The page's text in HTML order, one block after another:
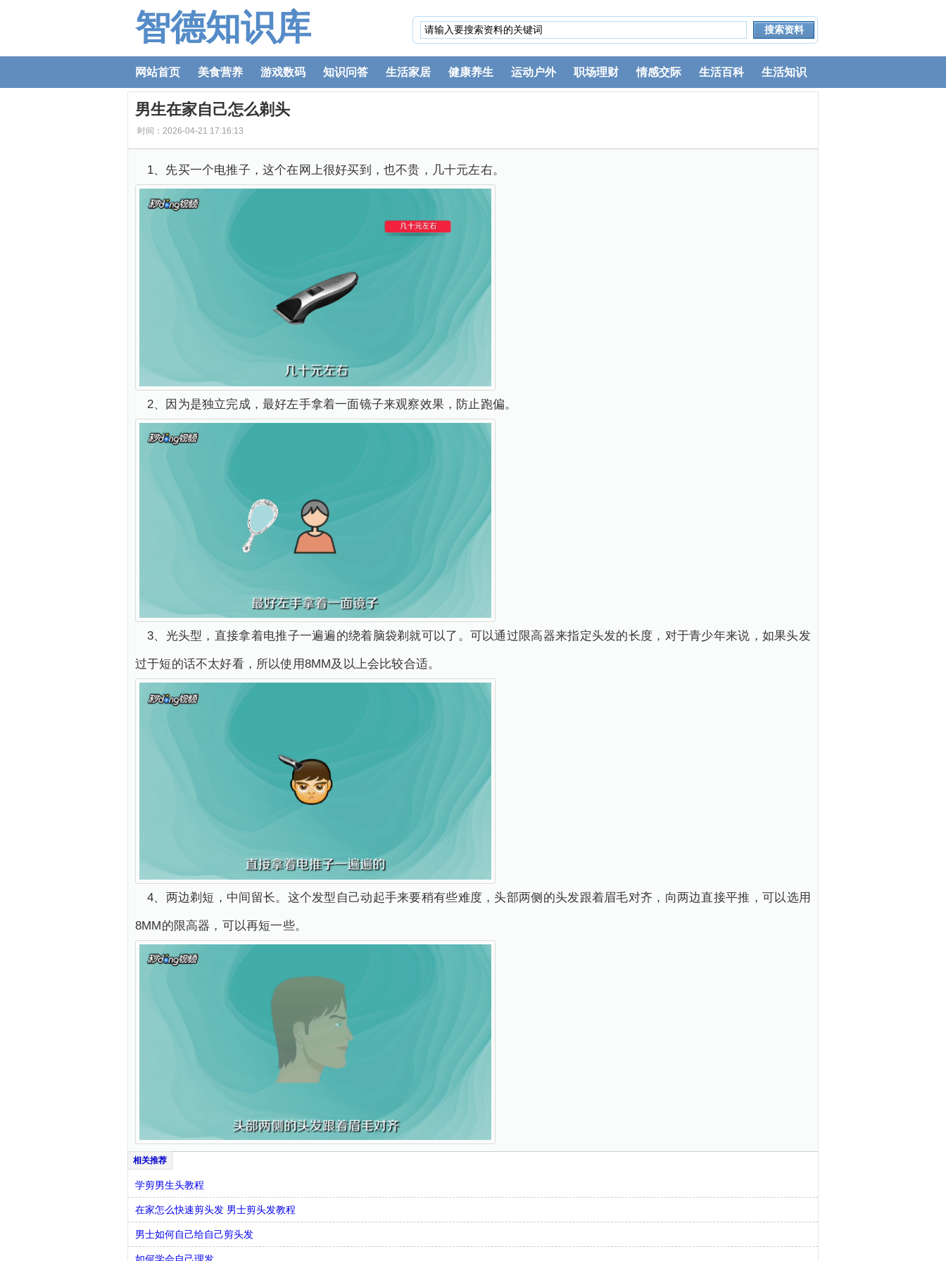
智德知识库
网站首页 美食营养 游戏数码 知识问答 生活家居 健康养生 运动户外 职场理财 情感交际 生活百科 生活知识
男生在家自己怎么剃头
时间：2026-04-21 17:16:13
1、先买一个电推子，这个在网上很好买到，也不贵，几十元左右。
2、因为是独立完成，最好左手拿着一面镜子来观察效果，防止跑偏。
3、光头型，直接拿着电推子一遍遍的绕着脑袋剃就可以了。可以通过限高器来指定头发的长度，对于青少年来说，如果头发
过于短的话不太好看，所以使用8MM及以上会比较合适。
4、两边剃短，中间留长。这个发型自己动起手来要稍有些难度，头部两侧的头发跟着眉毛对齐，向两边直接平推，可以选用
8MM的限高器，可以再短一些。
学剪男生头教程
在家怎么快速剪头发 男士剪头发教程
男士如何自己给自己剪头发